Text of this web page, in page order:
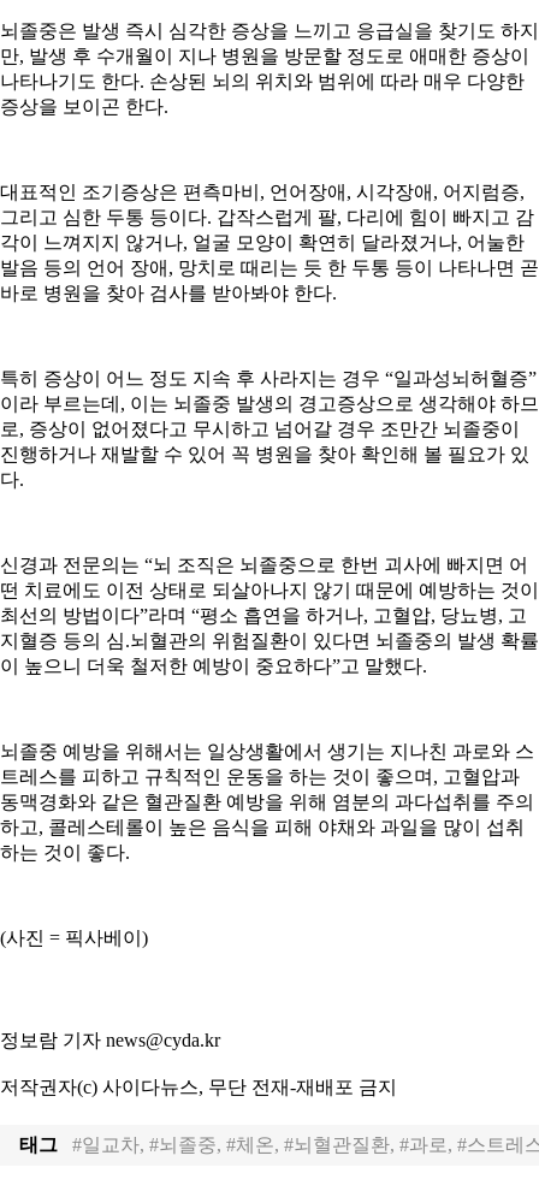
뇌졸중은 발생 즉시 심각한 증상을 느끼고 응급실을 찾기도 하지
만, 발생 후 수개월이 지나 병원을 방문할 정도로 애매한 증상이
나타나기도 한다. 손상된 뇌의 위치와 범위에 따라 매우 다양한
증상을 보이곤 한다.
대표적인 조기증상은 편측마비, 언어장애, 시각장애, 어지럼증,
그리고 심한 두통 등이다. 갑작스럽게 팔, 다리에 힘이 빠지고 감
각이 느껴지지 않거나, 얼굴 모양이 확연히 달라졌거나, 어눌한
발음 등의 언어 장애, 망치로 때리는 듯 한 두통 등이 나타나면 곧
바로 병원을 찾아 검사를 받아봐야 한다.
특히 증상이 어느 정도 지속 후 사라지는 경우 “일과성뇌허혈증”
이라 부르는데, 이는 뇌졸중 발생의 경고증상으로 생각해야 하므
로, 증상이 없어졌다고 무시하고 넘어갈 경우 조만간 뇌졸중이
진행하거나 재발할 수 있어 꼭 병원을 찾아 확인해 볼 필요가 있
다.
신경과 전문의는 “뇌 조직은 뇌졸중으로 한번 괴사에 빠지면 어
떤 치료에도 이전 상태로 되살아나지 않기 때문에 예방하는 것이
최선의 방법이다”라며 “평소 흡연을 하거나, 고혈압, 당뇨병, 고
지혈증 등의 심.뇌혈관의 위험질환이 있다면 뇌졸중의 발생 확률
이 높으니 더욱 철저한 예방이 중요하다”고 말했다.
뇌졸중 예방을 위해서는 일상생활에서 생기는 지나친 과로와 스
트레스를 피하고 규칙적인 운동을 하는 것이 좋으며, 고혈압과
동맥경화와 같은 혈관질환 예방을 위해 염분의 과다섭취를 주의
하고, 콜레스테롤이 높은 음식을 피해 야채와 과일을 많이 섭취
하는 것이 좋다.
(사진 = 픽사베이)
정보람 기자 news@cyda.kr
저작권자(c) 사이다뉴스, 무단 전재-재배포 금지
태그 #일교차, #뇌졸중, #체온, #뇌혈관질환, #과로, #스트레